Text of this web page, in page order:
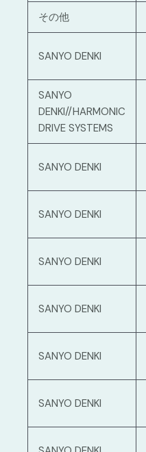
その他
SANYO DENKI
SANYO
DENKI//HARMONIC
DRIVE SYSTEMS
SANYO DENKI
SANYO DENKI
SANYO DENKI
SANYO DENKI
SANYO DENKI
SANYO DENKI